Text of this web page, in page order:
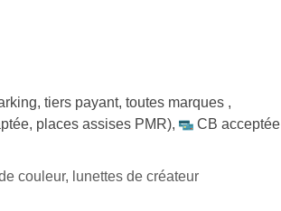
, tiers payant, toutes marques ,
places assises PMR),
CB acceptée
couleur, lunettes de créateur